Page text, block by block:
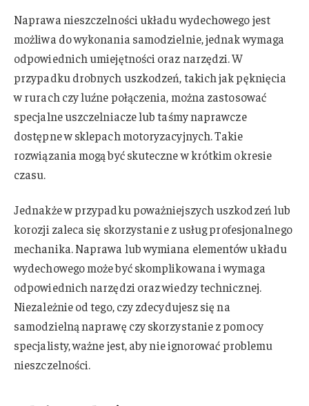
Naprawa nieszczelności układu wydechowego jest
możliwa do wykonania samodzielnie, jednak wymaga
odpowiednich umiejętności oraz narzędzi. W
przypadku drobnych uszkodzeń, takich jak pęknięcia
w rurach czy luźne połączenia, można zastosować
specjalne uszczelniacze lub taśmy naprawcze
dostępne w sklepach motoryzacyjnych. Takie
rozwiązania mogą być skuteczne w krótkim okresie
czasu.
Jednakże w przypadku poważniejszych uszkodzeń lub
korozji zaleca się skorzystanie z usług profesjonalnego
mechanika. Naprawa lub wymiana elementów układu
wydechowego może być skomplikowana i wymaga
odpowiednich narzędzi oraz wiedzy technicznej.
Niezależnie od tego, czy zdecydujesz się na
samodzielną naprawę czy skorzystanie z pomocy
specjalisty, ważne jest, aby nie ignorować problemu
nieszczelności.